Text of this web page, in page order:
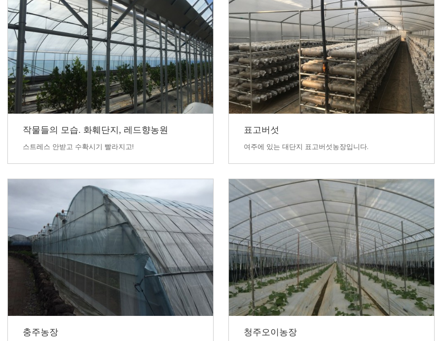
작물들의 모습. 화훼단지, 레드향농원
스트레스 안받고 수확시기 빨라지고!
표고버섯
여주에 있는 대단지 표고버섯농장입니다.
충주농장 청주오이농장